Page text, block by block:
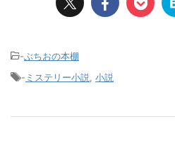
-ぶちおの本棚
- ミステリー小説 小説